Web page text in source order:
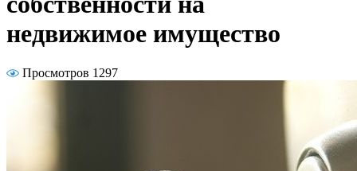
недвижимое имущество
Просмотров 1297